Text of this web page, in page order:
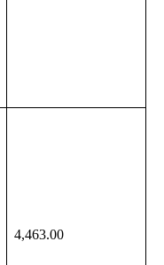
4,463.00